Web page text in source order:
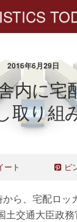
2016年6月29日
内に宅
取り組
ート ピ
ら、宅配ロッ
土交通大臣政